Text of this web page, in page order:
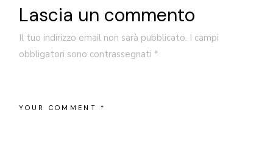
Lascia un commento
Il tuo indirizzo email non sarà pubblicato. I campi
obbligatori sono contrassegnati*